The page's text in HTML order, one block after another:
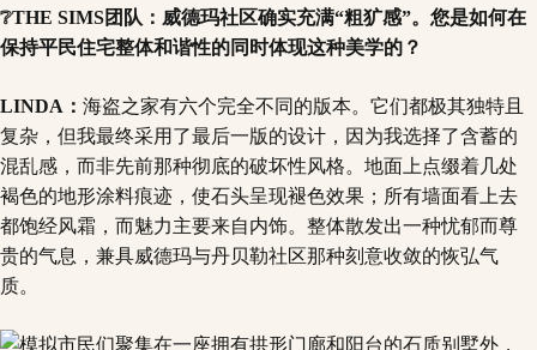
❔THE SIMS团队：威德玛社区确实充满“粗犷感”。您是如何在
保持平民住宅整体和谐性的同时体现这种美学的？
LINDA： 海盗之家有六个完全不同的版本。它们都极其独特且
复杂，但我最终采用了最后一版的设计，因为我选择了含蓄的
混乱感，而非先前那种彻底的破坏性风格。地面上点缀着几处
褐色的地形涂料痕迹，使石头呈现褪色效果；所有墙面看上去
都饱经风霜，而魅力主要来自内饰。整体散发出一种忧郁而尊
贵的气息，兼具威德玛与丹贝勒社区那种刻意收敛的恢弘气
质。